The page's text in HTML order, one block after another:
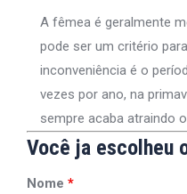
A fêmea é geralmente
pode ser um critério
inconveniência é o
vezes por ano, na
sempre acaba atraindo
Você ja escolheu
Nome *